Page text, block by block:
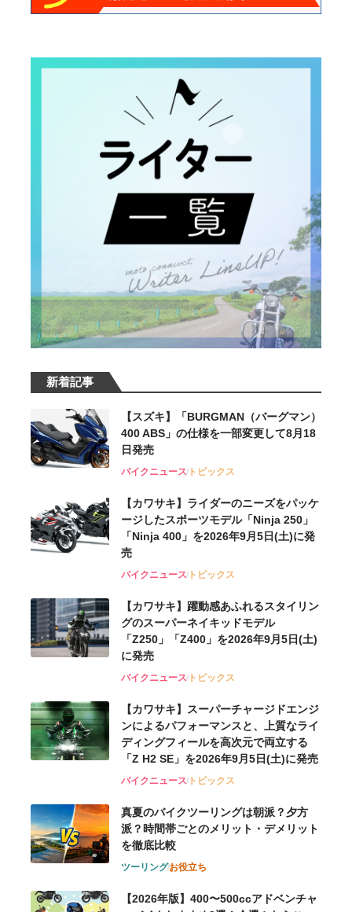
新着記事
【スズキ】「BURGMAN（バーグマン）
400 ABS」の仕様を一部変更して8月18
日発売
バイクニューストピックス
【カワサキ】ライダーのニーズをパッケ
ージしたスポーツモデル「Ninja 250」
「Ninja 400」を2026年9月5日(土)に発
売
バイクニューストピックス
【カワサキ】躍動感あふれるスタイリン
グのスーパーネイキッドモデル
「Z250」「Z400」を2026年9月5日(土)
に発売
バイクニューストピックス
【カワサキ】スーパーチャージドエンジ
ンによるパフォーマンスと、上質なライ
ディングフィールを高次元で両立する
「Z H2 SE」を2026年9月5日(土)に発売
バイクニューストピックス
真夏のバイクツーリングは朝派？夕方
派？時間帯ごとのメリット・デメリット
を徹底比較
ツーリングお役立ち
【2026年版】400〜500ccアドベンチャ